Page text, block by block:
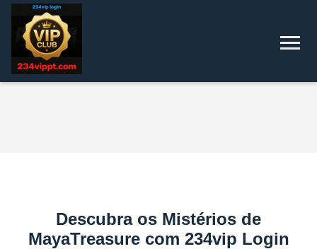
Descubra os Mistérios de
MayaTreasure com 234vip Login